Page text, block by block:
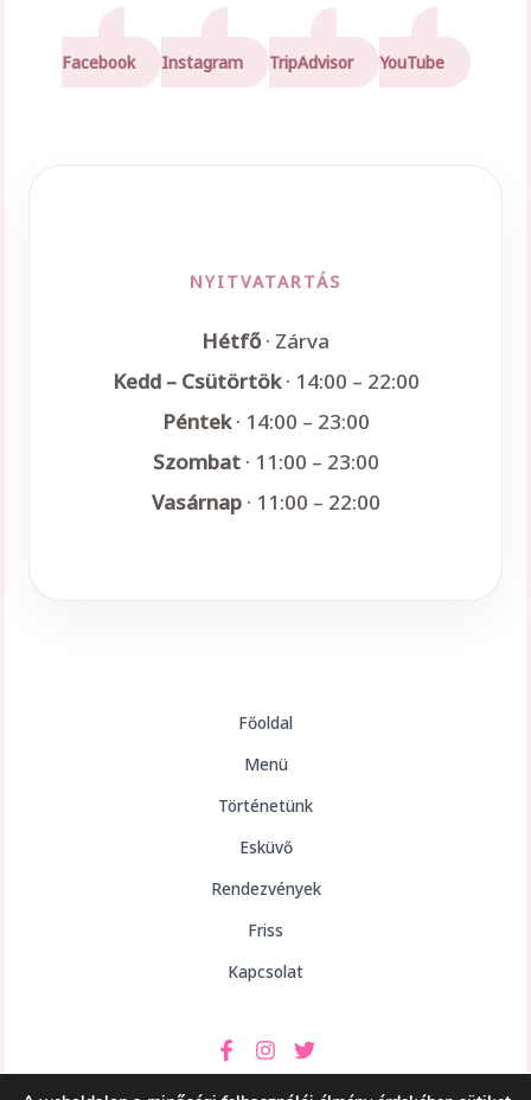
Facebook Instagram TripAdvisor YouTube
NYITVATARTÁS
Hétfő· Zárva
Kedd – Csütörtök· 14:00 – 22:00
Péntek· 14:00 – 23:00
Szombat· 11:00 – 23:00
Vasárnap· 11:00 – 22:00
Főoldal
Menü
Történetünk
Esküvő
Rendezvények
Friss
Kapcsolat